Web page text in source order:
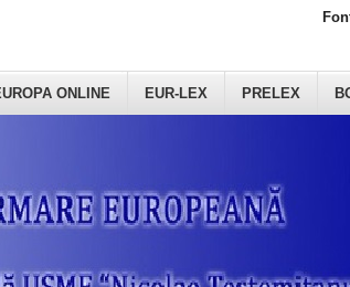
ONLINE EUR-LEX PRELEX